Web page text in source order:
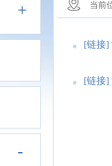
+
-
当前
[链接]
[链接]